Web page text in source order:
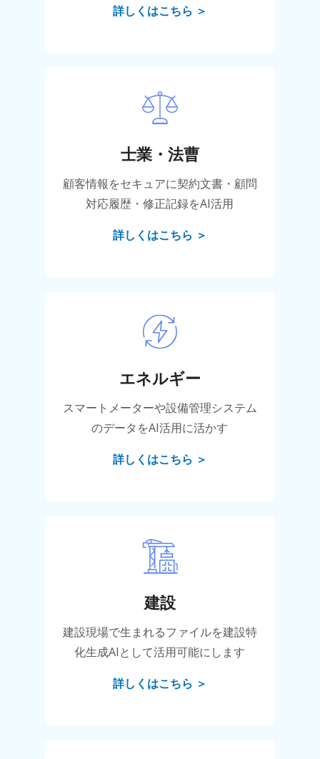
詳しくはこちら ＞
士業・法曹
顧客情報をセキュアに契約文書・顧問
対応履歴・修正記録をAI活用
詳しくはこちら ＞
エネルギー
スマートメーターや設備管理システム
のデータをAI活用に活かす
詳しくはこちら ＞
建設
建設現場で生まれるファイルを建設特
化生成AIとして活用可能にします
詳しくはこちら ＞